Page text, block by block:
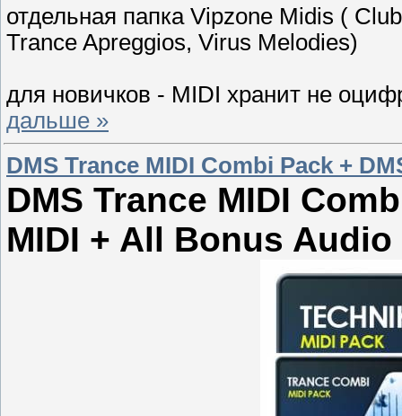
отдельная папка Vipzone Midis (
Trance Apreggios, Virus Melodies)
для новичков - MIDI хранит не
дальше »
DMS Trance MIDI Combi Pack +
DMS Trance MIDI
MIDI + All Bonus Audio